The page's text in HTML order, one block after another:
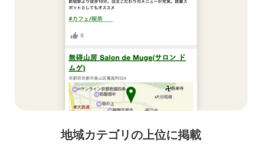
地域カテゴリの上位に掲載